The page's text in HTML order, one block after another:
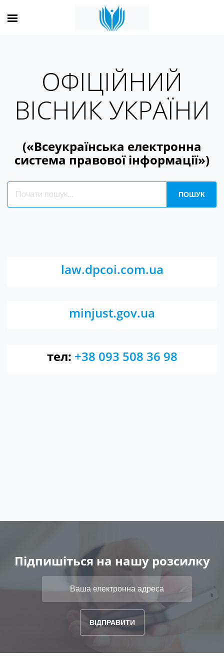
ОФІЦІЙНИЙ
ВІСНИК УКРАЇНИ
(«Всеукраїнська електронна
система правової інформації»)
law.dpcoi.com.ua
minjust.gov.ua
тел: +38 093 508 36 98
Підпишіться на нашу розсилку